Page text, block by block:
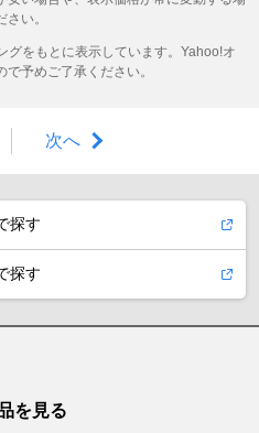
い。
をもとに表示しています。Yahoo!オ
予めご了承ください。
次へ
探す
探す
を見る